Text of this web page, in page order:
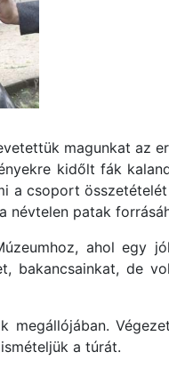
magunkat az
kidőlt fák
a csoport
névtelen patak
ahol egy
bakancsainkat, de
a túrát.